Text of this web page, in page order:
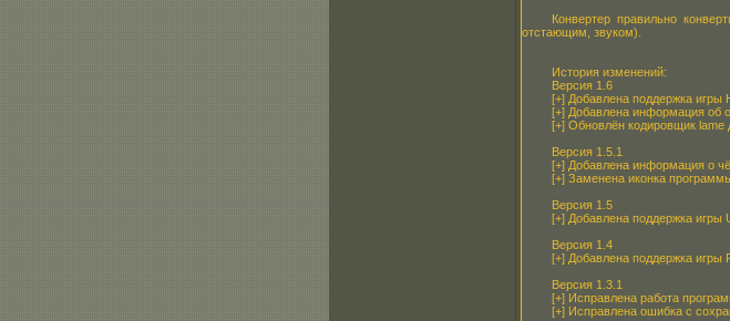
Конвертер правильно
отстающим, звуком).
История изменений:
Версия 1.6
[+] Добавлена поддержка игры
[+] Добавлена информация об
[+] Обновлён кодировщик lame
Версия 1.5.1
[+] Добавлена информация о
[+] Заменена иконка
Версия 1.5
[+] Добавлена поддержка игры
Версия 1.4
[+] Добавлена поддержка игры
Версия 1.3.1
[+] Исправлена работа
[+] Исправлена ошибка с